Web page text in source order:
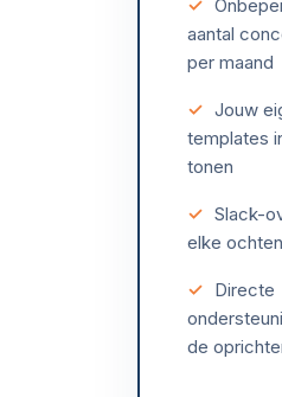
✓
aantal
per maand
✓ Jouw
templates
tonen
✓ Slack-
elke
✓ Directe
de